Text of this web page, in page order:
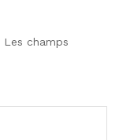
Les champs